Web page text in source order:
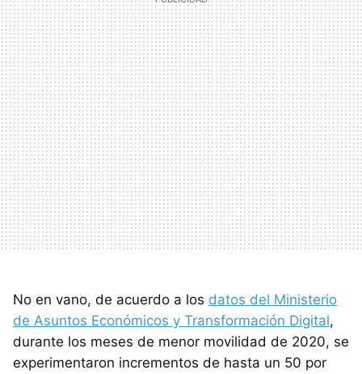
No en vano, de acuerdo a los datos del Ministerio
de Asuntos Económicos y Transformación Digital,
durante los meses de menor movilidad de 2020, se
experimentaron incrementos de hasta un 50 por